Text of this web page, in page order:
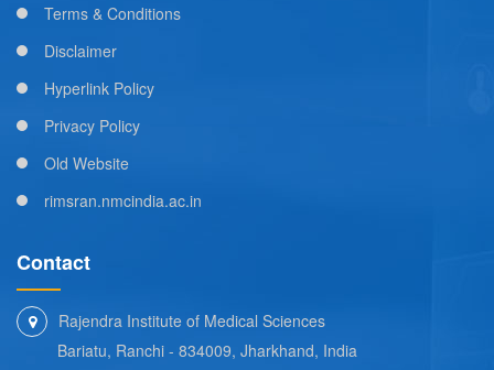
Terms & Conditions
Disclaimer
Hyperlink Policy
Privacy Policy
Old Website
rimsran.nmcindia.ac.in
Contact
Rajendra Institute of Medical Sciences
Bariatu, Ranchi - 834009, Jharkhand, India